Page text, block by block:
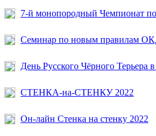
7-й монопородный Чемпионат
Семинар по новым правилам
День Русского Чёрного Терьера
СТЕНКА-на-СТЕНКУ 2022
Он-лайн Стенка на стенку 2022